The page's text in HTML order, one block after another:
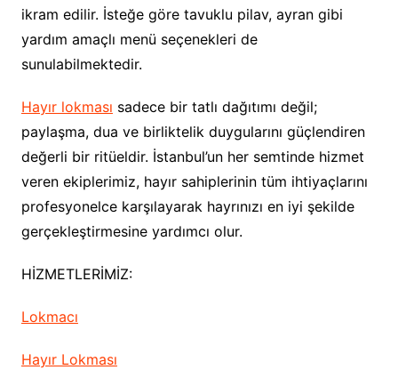
ikram edilir. İsteğe göre tavuklu pilav, ayran gibi
yardım amaçlı menü seçenekleri de
sunulabilmektedir.
Hayır lokması sadece bir tatlı dağıtımı değil;
paylaşma, dua ve birliktelik duygularını güçlendiren
değerli bir ritüeldir. İstanbul’un her semtinde hizmet
veren ekiplerimiz, hayır sahiplerinin tüm ihtiyaçlarını
profesyonelce karşılayarak hayrınızı en iyi şekilde
gerçekleştirmesine yardımcı olur.
HİZMETLERİMİZ:
Lokmacı
Hayır Lokması